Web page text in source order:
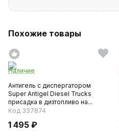
Похожие товары
Наличие
Антигель с диспергатором
Super Antigel Diesel Trucks
присадка в дизтопливо на...
Код 337874
1 495 ₽